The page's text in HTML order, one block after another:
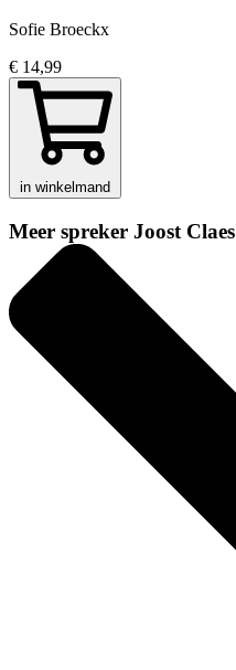
Sofie Broeckx
€ 14,99
in winkelmand
Meer spreker Joost Claes